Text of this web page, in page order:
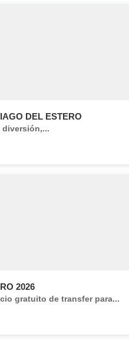
DEL ESTERO
diversión,...
2026
gratuito de transfer para...